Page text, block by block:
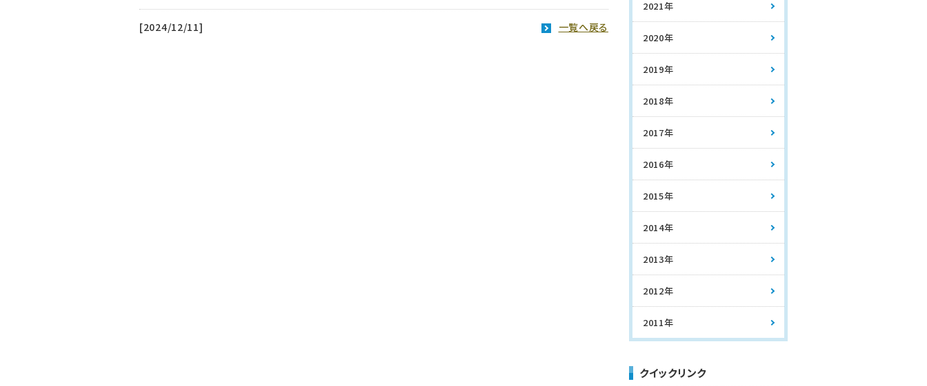
[2024/12/11] 一覧へ戻る
2021年
2020年
2019年
2018年
2017年
2016年
2015年
2014年
2013年
2012年
2011年
クイックリンク